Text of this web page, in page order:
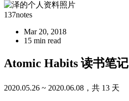
137notes
Mar 20, 2018
15 min read
Atomic Habits 读书笔记
2020.05.26 ~ 2020.06.08，共 13 天